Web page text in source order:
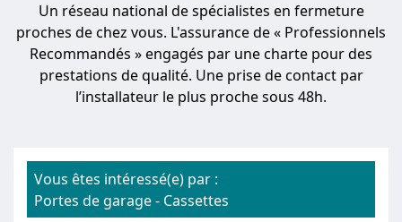
Un réseau national de spécialistes en fermeture
proches de chez vous. L'assurance de « Professionnels
Recommandés » engagés par une charte pour des
prestations de qualité. Une prise de contact par
l’installateur le plus proche sous 48h.
Vous êtes intéressé(e) par :
Portes de garage- Cassettes